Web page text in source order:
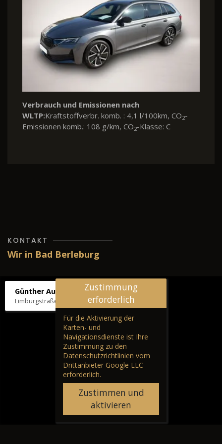
Verbrauch und Emissionen nach
WLTP:Kraftstoffverbr. komb. : 4,1 l/100km, CO2-
Emissionen komb.: 108 g/km, CO2-Klasse: C
KONTAKT
Wir in Bad Berleburg
Günther Autos & Service
Limburgstraße 39, 57319 Bad Berleburg
Zustimmung
erforderlich
Für die Aktivierung der
Karten- und
Navigationsdienste ist Ihre
Zustimmung zu den
Datenschutzrichtlinien vom
Drittanbieter Google LLC
erforderlich.
Zustimmen und
aktivieren